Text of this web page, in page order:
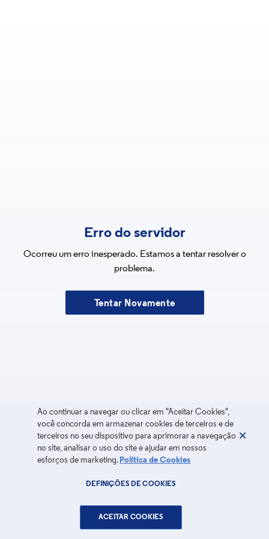
Erro do servidor
Ocorreu um erro inesperado. Estamos a tentar resolver o
problema.
Tentar Novamente
Ao continuar a navegar ou clicar em "Aceitar Cookies",
você concorda em armazenar cookies de terceiros e de
terceiros no seu dispositivo para aprimorar a navegação
no site, analisar o uso do site e ajudar em nossos
esforços de marketing. Política de Cookies
DEFINIÇÕES DE COOKIES
ACEITAR COOKIES